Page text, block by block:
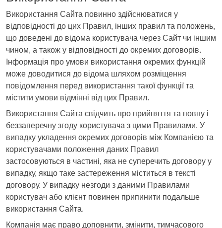
Використання Сайта повинно здійснюватися у
відповідності до цих Правил, інших правил та положень,
що доведені до відома користувача через Сайт чи іншим
чином, а також у відповідності до окремих договорів.
Інформація про умови використання окремих функцій
може доводитися до відома шляхом розміщення
повідомлення перед використання такої функції та
містити умови відмінні від цих Правил.
Використання Сайта свідчить про прийняття та повну і
беззаперечну згоду користувача з цими Правилами. У
випадку укладення окремих договорів між Компанією та
користувачами положення даних Правил
застосовуються в частині, яка не суперечить договору у
випадку, якщо таке застереження міститься в тексті
договору. У випадку незгоди з даними Правилами
користувач або клієнт повинен припинити подальше
використання Сайта.
Компанія має право доповнити, змінити, тимчасового